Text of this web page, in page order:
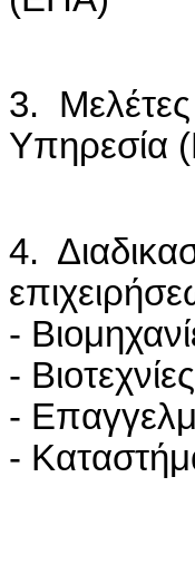
3.
Υπηρεσία
4.
-
- Βιοτεχνίες
-
-